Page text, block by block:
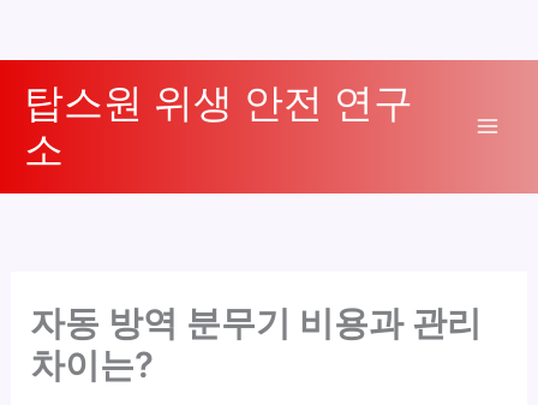
탑스원 위생 안전 연구
소
자동 방역 분무기 비용과 관리
차이는?